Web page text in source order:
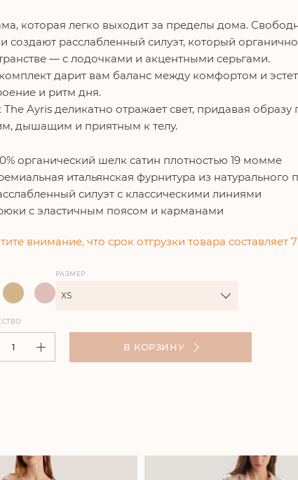
которая легко выходит за пределы дома.
создают расслабленный силуэт, который
— с лодочками и акцентными серьгами.
дарит вам баланс между комфортом и
и ритм дня.
Ayris деликатно отражает свет, придавая
дышащим и приятным к телу.
органический шелк сатин плотностью 19 момме
итальянская фурнитура из натурального
силуэт с классическими линиями
с эластичным поясом и карманами
внимание, что срок отгрузки товара составляет
РАЗМЕР
XS
В КОРЗИНУ